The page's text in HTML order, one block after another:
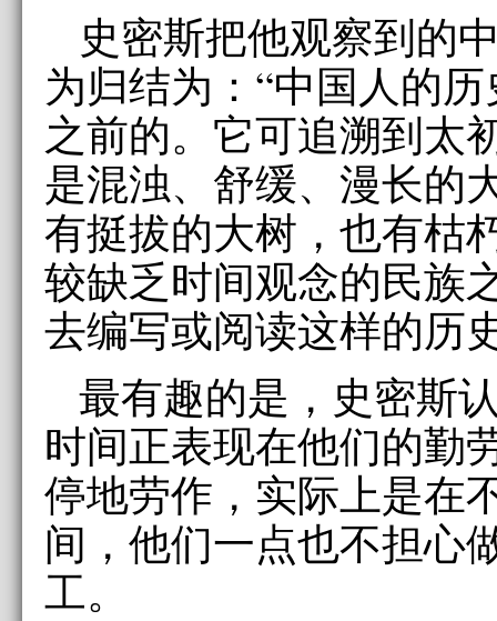
史密斯把他观察到的
为归结为：“中国人的
之前的。它可追溯到太
是混浊、舒缓、漫长的
有挺拔的大树，也有枯
较缺乏时间观念的民族
去编写或阅读这样的历
最有趣的是，史密斯
时间正表现在他们的勤
停地劳作，实际上是在
间，他们一点也不担心
工。